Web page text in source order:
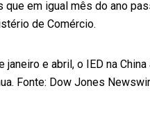
que em igual mês do ano
de Comércio.
janeiro e abril, o IED na
Fonte: Dow Jones